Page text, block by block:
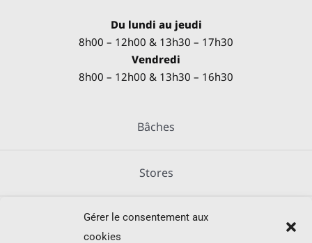
Gérer le consentement aux
cookies
Du lundi au jeudi
8h00 – 12h00 & 13h30 – 17h30
Vendredi
8h00 – 12h00 & 13h30 – 16h30
Bâches
Stores
Métallerie